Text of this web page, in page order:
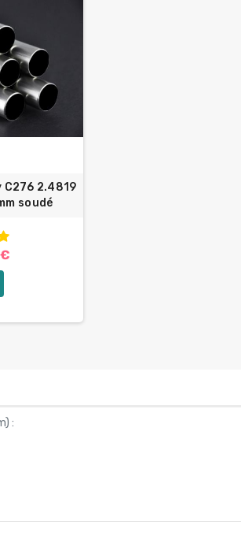
2.4819
soudé
) :